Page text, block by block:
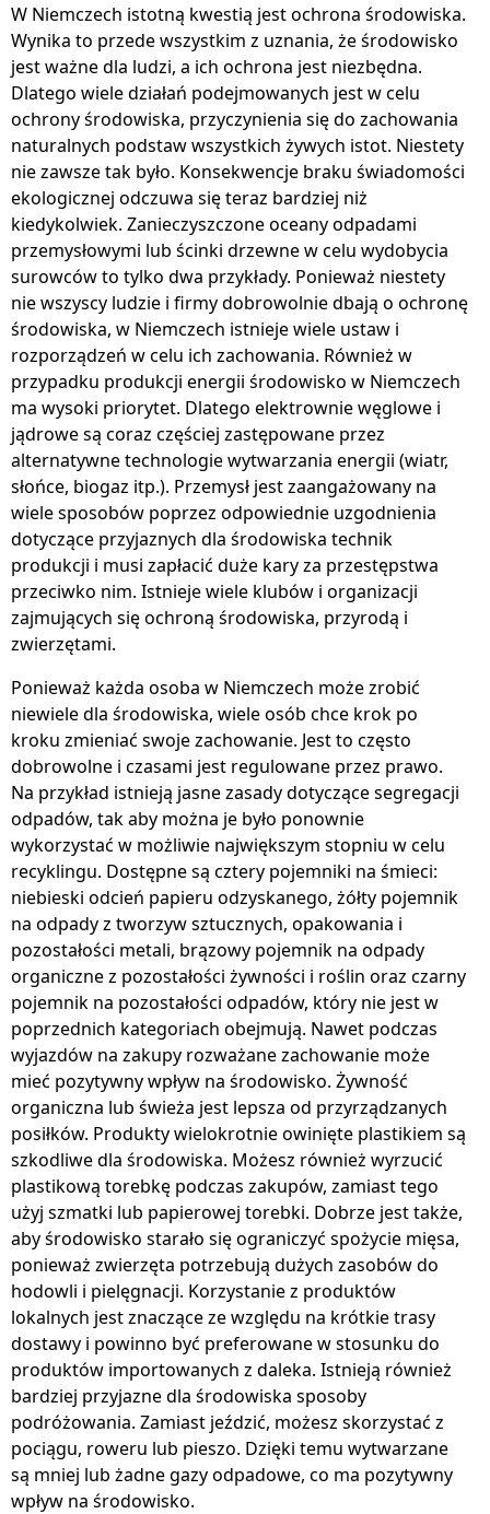
W Niemczech istotną kwestią jest ochrona środowiska.
Wynika to przede wszystkim z uznania, że ​​środowisko
jest ważne dla ludzi, a ich ochrona jest niezbędna.
Dlatego wiele działań podejmowanych jest w celu
ochrony środowiska, przyczynienia się do zachowania
naturalnych podstaw wszystkich żywych istot. Niestety
nie zawsze tak było. Konsekwencje braku świadomości
ekologicznej odczuwa się teraz bardziej niż
kiedykolwiek. Zanieczyszczone oceany odpadami
przemysłowymi lub ścinki drzewne w celu wydobycia
surowców to tylko dwa przykłady. Ponieważ niestety
nie wszyscy ludzie i firmy dobrowolnie dbają o ochronę
środowiska, w Niemczech istnieje wiele ustaw i
rozporządzeń w celu ich zachowania. Również w
przypadku produkcji energii środowisko w Niemczech
ma wysoki priorytet. Dlatego elektrownie węglowe i
jądrowe są coraz częściej zastępowane przez
alternatywne technologie wytwarzania energii (wiatr,
słońce, biogaz itp.). Przemysł jest zaangażowany na
wiele sposobów poprzez odpowiednie uzgodnienia
dotyczące przyjaznych dla środowiska technik
produkcji i musi zapłacić duże kary za przestępstwa
przeciwko nim. Istnieje wiele klubów i organizacji
zajmujących się ochroną środowiska, przyrodą i
zwierzętami.
Ponieważ każda osoba w Niemczech może zrobić
niewiele dla środowiska, wiele osób chce krok po
kroku zmieniać swoje zachowanie. Jest to często
dobrowolne i czasami jest regulowane przez prawo.
Na przykład istnieją jasne zasady dotyczące segregacji
odpadów, tak aby można je było ponownie
wykorzystać w możliwie największym stopniu w celu
recyklingu. Dostępne są cztery pojemniki na śmieci:
niebieski odcień papieru odzyskanego, żółty pojemnik
na odpady z tworzyw sztucznych, opakowania i
pozostałości metali, brązowy pojemnik na odpady
organiczne z pozostałości żywności i roślin oraz czarny
pojemnik na pozostałości odpadów, który nie jest w
poprzednich kategoriach obejmują. Nawet podczas
wyjazdów na zakupy rozważane zachowanie może
mieć pozytywny wpływ na środowisko. Żywność
organiczna lub świeża jest lepsza od przyrządzanych
posiłków. Produkty wielokrotnie owinięte plastikiem są
szkodliwe dla środowiska. Możesz również wyrzucić
plastikową torebkę podczas zakupów, zamiast tego
użyj szmatki lub papierowej torebki. Dobrze jest także,
aby środowisko starało się ograniczyć spożycie mięsa,
ponieważ zwierzęta potrzebują dużych zasobów do
hodowli i pielęgnacji. Korzystanie z produktów
lokalnych jest znaczące ze względu na krótkie trasy
dostawy i powinno być preferowane w stosunku do
produktów importowanych z daleka. Istnieją również
bardziej przyjazne dla środowiska sposoby
podróżowania. Zamiast jeździć, możesz skorzystać z
pociągu, roweru lub pieszo. Dzięki temu wytwarzane
są mniej lub żadne gazy odpadowe, co ma pozytywny
wpływ na środowisko.